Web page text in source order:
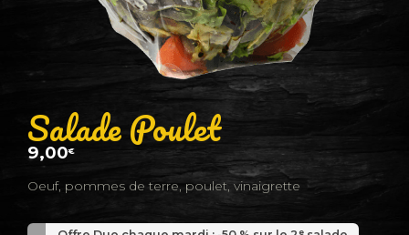
Salade Poulet
9,00€
Oeuf, pommes de terre, poulet, vinaigrette